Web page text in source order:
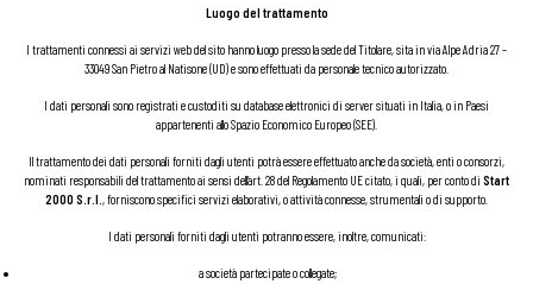
Luogo del trattamento
I trattamenti connessi ai servizi web del sito hanno luogo presso la sede del Titolare, sita in via Alpe Adria 27 –
33049 San Pietro al Natisone (UD) e sono effettuati da personale tecnico autorizzato.
I dati personali sono registrati e custoditi su database elettronici di server situati in Italia, o in Paesi
appartenenti allo Spazio Economico Europeo (SEE).
Il trattamento dei dati personali forniti dagli utenti potrà essere effettuato anche da società, enti o consorzi,
nominati responsabili del trattamento ai sensi dell’art. 28 del Regolamento UE citato, i quali, per conto di Start
2000 S.r.l. , forniscono specifici servizi elaborativi, o attività connesse, strumentali o di supporto.
I dati personali forniti dagli utenti potranno essere, inoltre, comunicati:
a società partecipate o collegate;